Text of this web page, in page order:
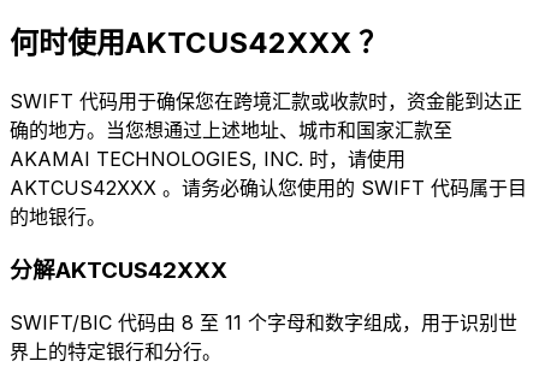
何时使用AKTCUS42XXX ？
SWIFT 代码用于确保您在跨境汇款或收款时，资金能到达正
确的地方。当您想通过上述地址、城市和国家汇款至
AKAMAI TECHNOLOGIES, INC. 时，请使用
AKTCUS42XXX 。请务必确认您使用的 SWIFT 代码属于目
的地银行。
分解AKTCUS42XXX
SWIFT/BIC 代码由 8 至 11 个字母和数字组成，用于识别世
界上的特定银行和分行。